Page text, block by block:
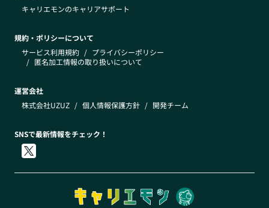
キャリエモンのキャリアサポート
規約・ポリシーについて
サービス利用規約 / プライバシーポリシー
/ 匿名加工情報の取り扱いについて
運営会社
株式会社UZUZ / 個人情報保護方針 / 開発チーム
SNSで最新情報をチェック！